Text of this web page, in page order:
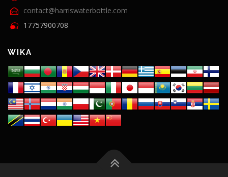
contact@harriswaterbottle.com
17757900708
WIKA